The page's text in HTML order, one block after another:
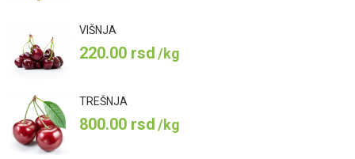
VIŠNJA
220.00 rsd/kg
TREŠNJA
800.00 rsd/kg